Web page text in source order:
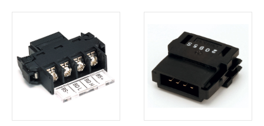
ことをご了承ください。
在庫状況および標準価格照会結果は、
記載している更新日時点での社内デー
タに基づき作成されるものであり、閲
覧された時点での実際の在庫および標
準価格とは異なる場合があることをご
了承ください。
正式な納期状況および標準価格はお客
いたものが、含有品と判明した場合などや
*EU RoHS指令（10物質）：
鉛(Pb) 1000ppm以下、 水銀(Hg) 1000ppm以下、 カド
ミウム(Cd) 100ppm以下、
六価クロム(Cr(Ⅵ)) 1000ppm以下、ポリ臭化ビフェニル
類(PBB) 1000ppm以下、ポリ臭化ジフェニルエーテル類
(PBDE) 1000ppm以下、フタル酸ビス(2-エチルヘキシ
ル) (DEHP)(別名：DOP) 1000ppm以下、フタル酸ブチ
ルベンジル（BBP） 1000ppm以下、フタル酸ジブチル
（DBP） 1000ppm以下、フタル酸ジイソブチル
い合わせください。
*中国RoHS10物質の基準値 (GB/T26572)：
Pb(鉛) :1000ppm、 Hg(水銀) : 1000ppm、 Cd(カドミウ
ム) : 100ppm、
Cr(Ⅵ)(六価クロム) : 1000ppm、 PBBs(ポリ臭化ビフェ
ニル類) : 1000ppm、 PBDEs(ポリ臭化ジフェニルエーテ
ル類) : 1000ppm、
イソブチル) : 1000ppm、 BBP(フタル酸ブチルベンジ
当社は、これら貴社製品のうち、外国
（以下｢規制貨物等」という）を輸出
または国外への提供する場合は、日本
国政府の輸出許可(または役務取引許
可)を取得するなどの必要な手続きを
とります。
当社は規制貨物を破棄する場合は、完
号
説明
○ 一定数以上の在庫あり
△ 一定数には満たないが在庫あり